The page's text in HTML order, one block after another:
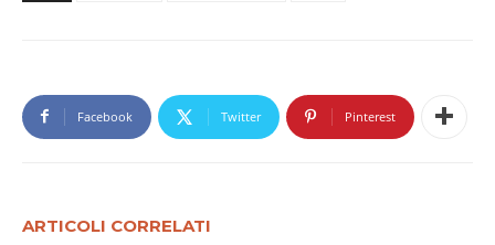
Facebook Twitter Pinterest
ARTICOLI CORRELATI